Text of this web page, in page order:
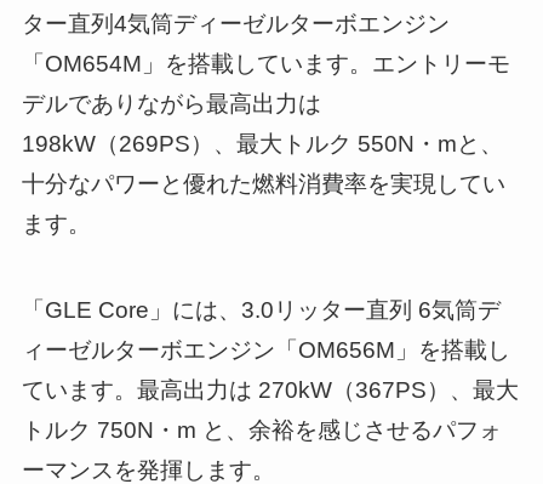
ター直列4気筒ディーゼルターボエンジン
「OM654M」を搭載しています。エントリーモ
デルでありながら最高出力は
198kW（269PS）、最大トルク 550N・mと、
十分なパワーと優れた燃料消費率を実現してい
ます。
「GLE Core」には、3.0リッター直列 6気筒デ
ィーゼルターボエンジン「OM656M」を搭載し
ています。最高出力は 270kW（367PS）、最大
トルク 750N・m と、余裕を感じさせるパフォ
ーマンスを発揮します。